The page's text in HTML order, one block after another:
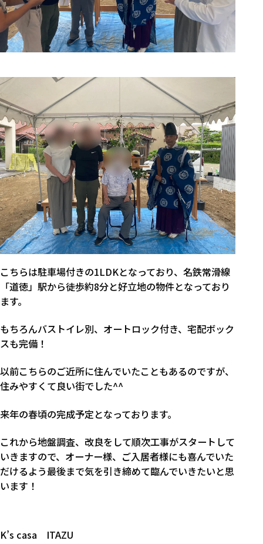
こちらは駐車場付きの1LDKとなっており、名鉄常滑線
「道徳」駅から徒歩約8分と好立地の物件となっており
ます。
もちろんバストイレ別、オートロック付き、宅配ボック
スも完備！
以前こちらのご近所に住んでいたこともあるのですが、
住みやすくて良い街でした^^
来年の春頃の完成予定となっております。
これから地盤調査、改良をして順次工事がスタートして
いきますので、オーナー様、ご入居者様にも喜んでいた
だけるよう最後まで気を引き締めて臨んでいきたいと思
います！
K’s casa ITAZU